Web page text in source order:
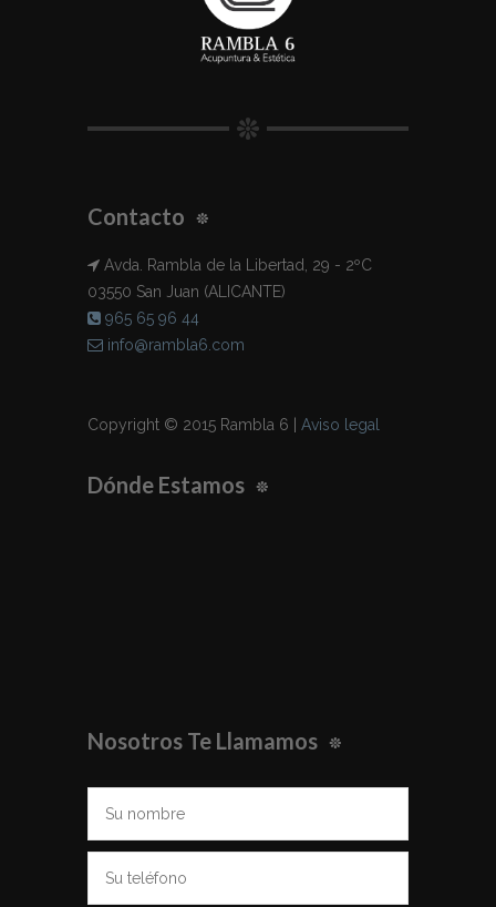
Contacto
Avda. Rambla de la Libertad, 29 - 2ºC
03550 San Juan (ALICANTE)
965 65 96 44
info@rambla6.com
Copyright © 2015 Rambla 6 | Aviso legal
Dónde Estamos
Nosotros Te Llamamos